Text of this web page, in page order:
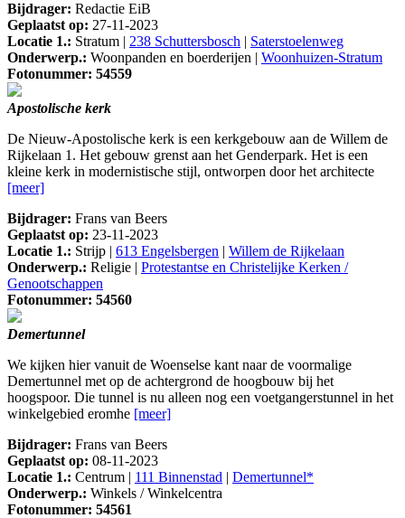
Bijdrager: Redactie EiB
Geplaatst op: 27-11-2023
Locatie 1.: Stratum | 238 Schuttersbosch | Saterstoelenweg
Onderwerp.: Woonpanden en boerderijen | Woonhuizen-Stratum
Fotonummer: 54559
Apostolische kerk
De Nieuw-Apostolische kerk is een kerkgebouw aan de Willem de
Rijkelaan 1. Het gebouw grenst aan het Genderpark. Het is een
kleine kerk in modernistische stijl, ontworpen door het architecte
[meer]
Bijdrager: Frans van Beers
Geplaatst op: 23-11-2023
Locatie 1.: Strijp | 613 Engelsbergen | Willem de Rijkelaan
Onderwerp.: Religie | Protestantse en Christelijke Kerken /
Genootschappen
Fotonummer: 54560
Demertunnel
We kijken hier vanuit de Woenselse kant naar de voormalige
Demertunnel met op de achtergrond de hoogbouw bij het
hoogspoor. Die tunnel is nu alleen nog een voetgangerstunnel in het
winkelgebied eromhe [meer]
Bijdrager: Frans van Beers
Geplaatst op: 08-11-2023
Locatie 1.: Centrum | 111 Binnenstad | Demertunnel*
Onderwerp.: Winkels / Winkelcentra
Fotonummer: 54561